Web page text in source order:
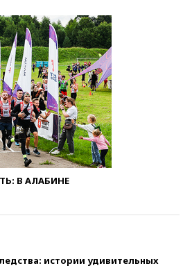
В АЛАБИНЕ
истории удивительных